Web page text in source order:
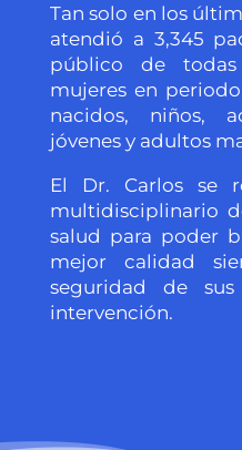
Tan solo en los
atendió a 3,345
público de
mujeres en
nacidos, niños,
jóvenes y adultos
El Dr. Carlos se
multidisciplinario
salud para poder
mejor calidad
seguridad de
intervención.